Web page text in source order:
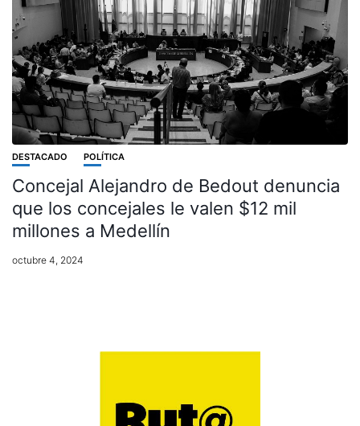
DESTACADO POLÍTICA
Concejal Alejandro de Bedout denuncia
que los concejales le valen $12 mil
millones a Medellín
octubre 4, 2024